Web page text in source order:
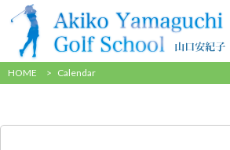
HOME > Calendar
2:00 AM
4:00 AM